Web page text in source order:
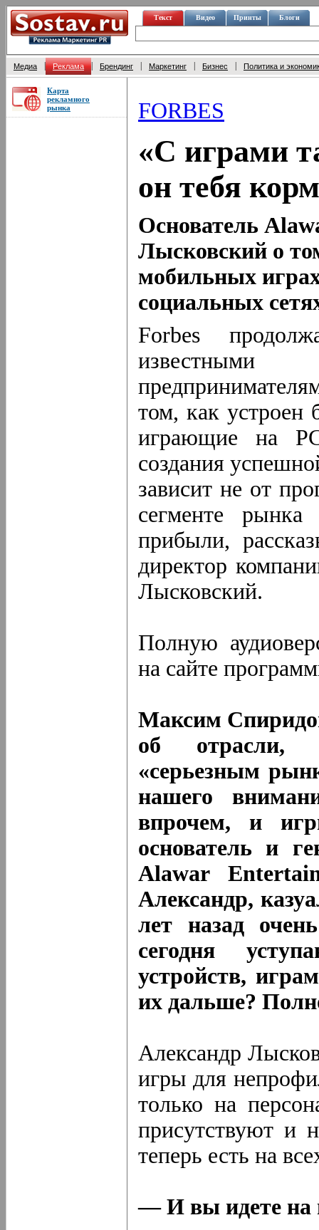
Текст Видео Принты Блоги
Медиа Реклама Брендинг Маркетинг Бизнес Политика и
Карта
рекламного
рынка
FORBES
«С играми
он тебя
Основатель
Лысковский о
мобильных
социальных
Forbes
известными
том, как устроен
играющие на
создания
зависит не от
сегменте рынка
прибыли,
директор
Лысковский.
Полную
на сайте
Максим
об отрасли,
«серьезным
нашего
впрочем, и
основатель и
Alawar
Александр,
лет назад
сегодня
устройств,
их дальше?
Александр
игры для
только на
присутствуют и
теперь есть на
— И вы идете на